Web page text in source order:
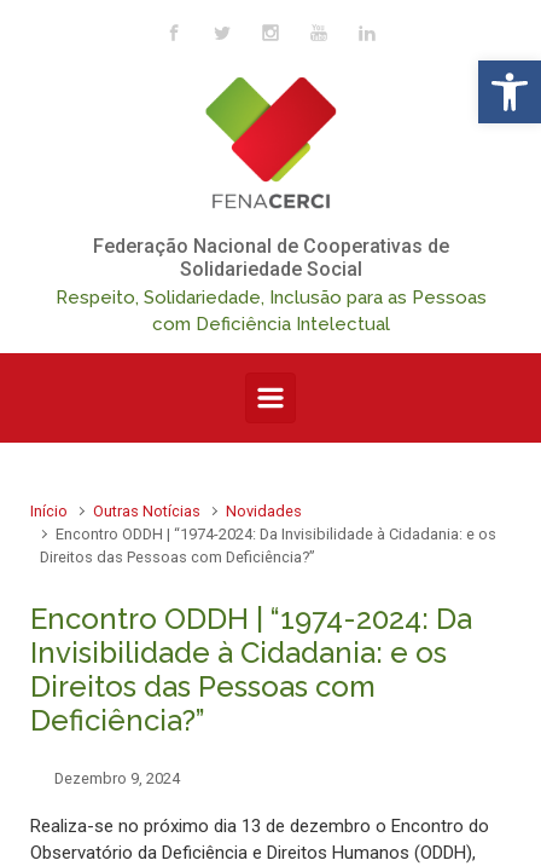
Skip to main content
Federação Nacional de Cooperativas de
Solidariedade Social
Respeito, Solidariedade, Inclusão para as Pessoas
com Deficiência Intelectual
Início Outras Notícias
Novidades
Encontro ODDH | “1974-2024: Da Invisibilidade à Cidadania: e os
Direitos das Pessoas com Deficiência?”
Encontro ODDH | “1974-2024: Da
Invisibilidade à Cidadania: e os
Direitos das Pessoas com
Deficiência?”
Dezembro 9, 2024
Realiza-se no próximo dia 13 de dezembro o Encontro do
Observatório da Deficiência e Direitos Humanos (ODDH),